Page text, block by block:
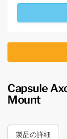
Capsule
Mount
製品の詳細